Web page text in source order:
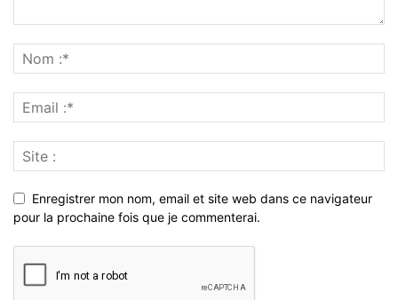
Enregistrer mon nom, email et site web dans ce navigateur
pour la prochaine fois que je commenterai.